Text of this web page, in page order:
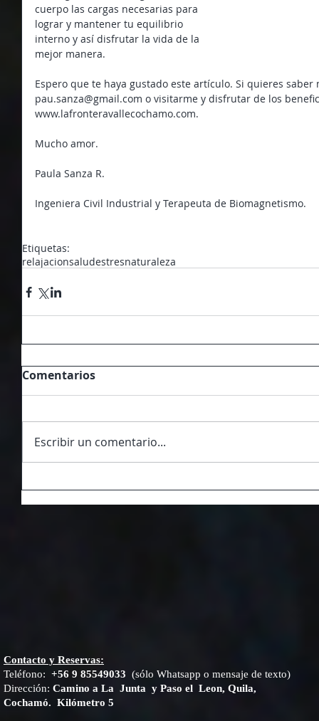
cuerpo las cargas necesarias para
lograr y mantener tu equilibrio
interno y así disfrutar la vida de la
mejor manera.
Espero que te haya gustado este artículo. Si quieres
pau.sanza@gmail.com o visitarme y disfrutar de los
www.lafronteravallecochamo.com.
Mucho amor.
Paula Sanza R.
Ingeniera Civil Industrial y Terapeuta de Biomagnetismo.
Etiquetas:
relajacionsaludestresnaturaleza
Comentarios
Escribir un comentario...
Contacto y Reservas:
Teléfono: +56 9 85549033 (sólo Whatsapp o mensaje de texto)
Dirección: Camino a La Junta y Paso el Leon, Quila,
Cochamó. Kilómetro 5